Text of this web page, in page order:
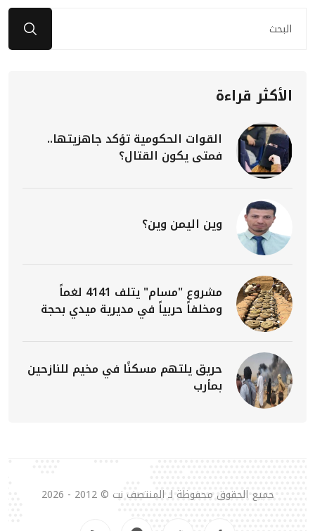
الأكثر قراءة
القوات الحكومية تؤكد جاهزيتها..
فمتى يكون القتال؟
وين اليمن وين؟
مشروع "مسام" يتلف 4141 لغماً
ومخلفاً حربياً في مديرية ميدي بحجة
حريق يلتهم مسكنًا في مخيم للنازحين
بمأرب
جميع الحقوق محفوظة لـ المنتصف نت © 2012 - 2026